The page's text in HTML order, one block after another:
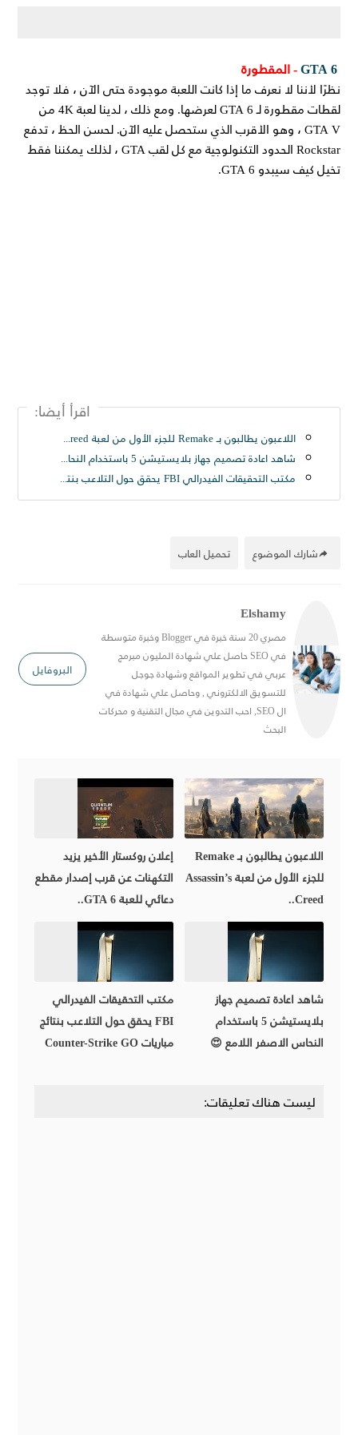
GTA 6- المقطورة
نظرًا لأننا لا نعرف ما إذا كانت اللعبة موجودة حتى الآن ، فلا توجد
لقطات مقطورة لـ GTA 6 لعرضها. ومع ذلك ، لدينا لعبة 4K من
GTA V ، وهو الأقرب الذي ستحصل عليه الآن. لحسن الحظ ، تدفع
Rockstar الحدود التكنولوجية مع كل لقب GTA ، لذلك يمكننا فقط
تخيل كيف سيبدو GTA 6.
اقرأ أيضا:
اللاعبون يطالبون بـ Remake للجزء الأول من لعبة Assassin’s Creed..
شاهد اعادة تصميم جهاز بلايستيشن 5 باستخدام النحاس الاصفر اللامع 😍
مكتب التحقيقات الفيدرالي FBI يحقق حول التلاعب بنتائج مباريات Counter-Strike GO
تحميل العاب شارك الموضوع
Elshamy
مصري 20 سنة خبرة في Blogger وخبرة متوسطة
في SEO حاصل علي شهادة المليون مبرمج
عربي في تطوير المواقع وشهادة جوجل
للتسويق الالكتروني , وحاصل علي شهادة في
ال SEO, احب التدوين في مجال التقنية و محركات
البحث
البروفايل
إعلان روكستار الأخير يزيد
التكهنات عن قرب إصدار مقطع
دعائي للعبة GTA 6..
اللاعبون يطالبون بـ Remake
للجزء الأول من لعبة Assassin’s
Creed..
مكتب التحقيقات الفيدرالي
FBI يحقق حول التلاعب بنتائج
مباريات Counter-Strike GO
شاهد اعادة تصميم جهاز
بلايستيشن 5 باستخدام
النحاس الاصفر اللامع 😍
ليست هناك تعليقات: